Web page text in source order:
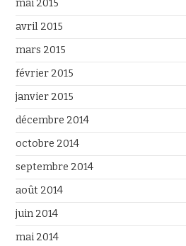
mai 2015
avril 2015
mars 2015
février 2015
janvier 2015
décembre 2014
octobre 2014
septembre 2014
août 2014
juin 2014
mai 2014